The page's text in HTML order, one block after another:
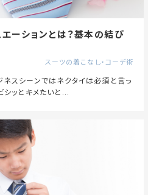
ーションとは？基本の結び
スーツの着こなし・コーデ術
スシーンではネクタイは必須と言っ
シッとキメたいと...